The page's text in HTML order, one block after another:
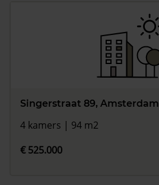
Singerstraat 89, Amsterdam
4 kamers | 94 m2
€ 525.000